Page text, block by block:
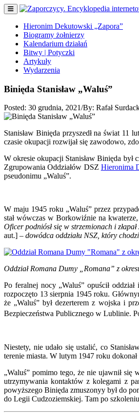
Hieronim Dekutowski „Zapora”
Biogramy żołnierzy
Kalendarium działań
Bitwy | Potyczki
Artykuły
Wydarzenia
Binięda Stanisław „Waluś”
Posted: 30 grudnia, 2021/By: Rafał
Stanisław Binięda przyszedł na świat 11
czasie okupacji rozwijał się zawodowo,
W okresie okupacji Stanisław Binięda był
Zgrupowania Oddziałów DSZ Hieronima
pseudonimu „Waluś”.
W maju 1945 roku „Waluś” przez
stał wówczas w Borkowiźnie na kwaterze,
Oficer podniósł się w strzemionach i
aut.] – dowódca oddziału NSZ, który
Oddział Romana Dumy „Romana” z
Po feralnej nocy „Waluś” opuścił
rozpoczęto 13 sierpnia 1945 roku.
że „Waluś” był dezerterem z wojska i
Bezpieczeństwa Publicznego w Lublinie.
Niestety, nie udało się ustalić, co
terenie miasta. W lutym 1947 roku
„Waluś” pomimo tego, że nie ujawnił się
utrzymywania kontaktów z kolegami z
powyższego Binięda zmuszonyy był do
do Legii Cudzoziemskiej. Tam po